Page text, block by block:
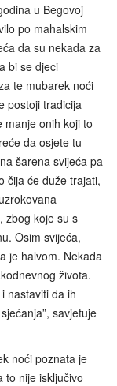
u Begovoj
po mahalskim
da su nekada za
bi se djeci
te mubarek noći
postoji tradicija
manje onih koji to
da osjete tu
šarena svijeća pa
čija će duže trajati,
zbog koje su s
Osim svijeća,
je halvom. Nekada
života.
nastaviti da ih
savjetuje
noći poznata je
to nije isključivo